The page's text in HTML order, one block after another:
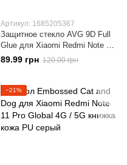
Артикул: 1685205367
Защитное стекло AVG 9D Full
Glue для Xiaomi Redmi Note 11
Pro полноэкранное черное
89.99 грн 120.00 грн
−21%